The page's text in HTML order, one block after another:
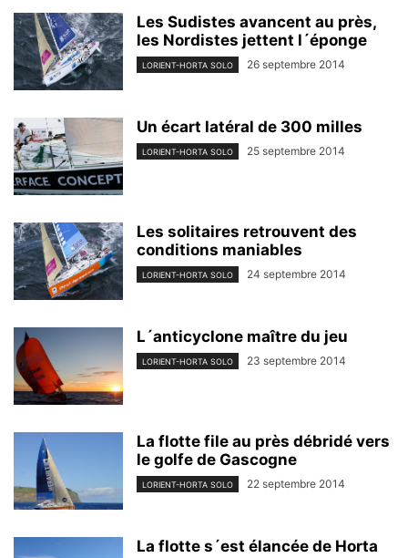
Les Sudistes avancent au près,
les Nordistes jettent l´éponge
LORIENT-HORTA SOLO 26 septembre 2014
Un écart latéral de 300 milles
LORIENT-HORTA SOLO 25 septembre 2014
Les solitaires retrouvent des
conditions maniables
LORIENT-HORTA SOLO 24 septembre 2014
L´anticyclone maître du jeu
LORIENT-HORTA SOLO 23 septembre 2014
La flotte file au près débridé vers
le golfe de Gascogne
LORIENT-HORTA SOLO 22 septembre 2014
La flotte s´est élancée de Horta